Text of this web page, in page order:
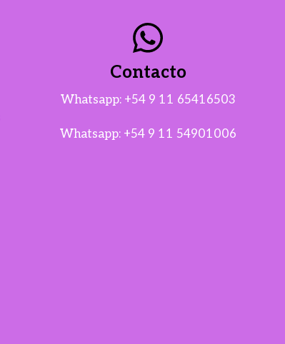
Contacto
Whatsapp: +54 9 11 65416503
Whatsapp: +54 9 11 54901006